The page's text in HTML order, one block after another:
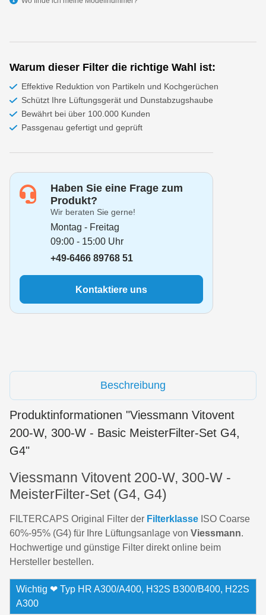
Warum dieser Filter die richtige Wahl ist:
Effektive Reduktion von Partikeln und Kochgerüchen
Schützt Ihre Lüftungsgerät und Dunstabzugshaube
Bewährt bei über 100.000 Kunden
Passgenau gefertigt und geprüft
Haben Sie eine Frage zum
Produkt?
Wir beraten Sie gerne!
Montag - Freitag
09:00 - 15:00 Uhr
+49-6466 89768 51
Kontaktiere uns
Beschreibung
Produktinformationen "Viessmann Vitovent
200-W, 300-W - Basic MeisterFilter-Set G4,
G4"
Viessmann Vitovent 200-W, 300-W -
MeisterFilter-Set (G4, G4)
FILTERCAPS Original Filter der Filterklasse ISO Coarse
60%-95% (G4) für Ihre Lüftungsanlage von Viessmann.
Hochwertige und günstige Filter direkt online beim
Hersteller bestellen.
Wichtig ❤ Typ HR A300/A400, H32S B300/B400, H22S
A300